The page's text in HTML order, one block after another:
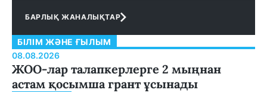
БАРЛЫҚ ЖАНАЛЫҚТАР
БІЛІМ ЖӘНЕ ҒЫЛЫМ
08.08.2026
ЖОО-лар талапкерлерге 2 мыңнан
астам қосымша грант ұсынады